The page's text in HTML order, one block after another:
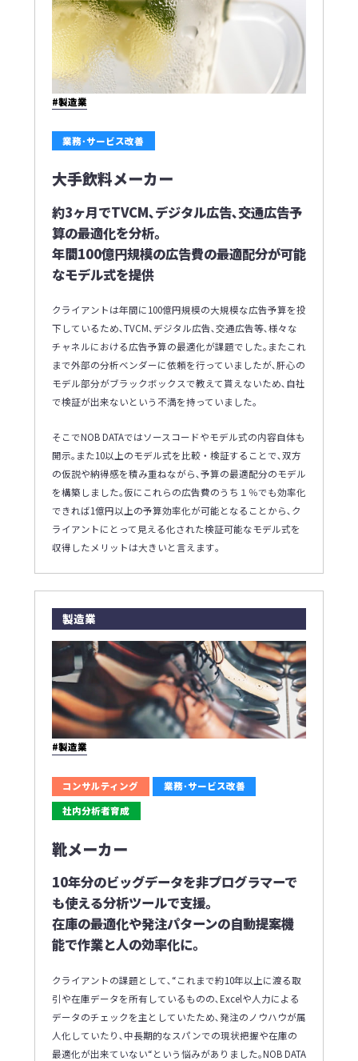
#製造業
業務･サービス改善
大手飲料メーカー
約3ヶ月でTVCM､デジタル広告､交通広告予
算の最適化を分析｡
年間100億円規模の広告費の最適配分が可能
なモデル式を提供
クライアントは年間に100億円規模の大規模な広告予算を投
下しているため､TVCM､デジタル広告､交通広告等､様々な
チャネルにおける広告予算の最適化が課題でした｡またこれ
まで外部の分析ベンダーに依頼を行っていましたが､肝心の
モデル部分がブラックボックスで教えて貰えないため､自社
で検証が出来ないという不満を持っていました｡
そこでNOB DATAではソースコードやモデル式の内容自体も
開示｡また10以上のモデル式を比較・検証することで､双方
の仮説や納得感を積み重ねながら､予算の最適配分のモデル
を構築しました｡仮にこれらの広告費のうち１％でも効率化
できれば1億円以上の予算効率化が可能となることから､ク
ライアントにとって見える化された検証可能なモデル式を
収得したメリットは大きいと言えます｡
製造業
#製造業
コンサルティング
業務･サービス改善
社内分析者育成
靴メーカー
10年分のビッグデータを非プログラマーで
も使える分析ツールで支援｡
在庫の最適化や発注パターンの自動提案機
能で作業と人の効率化に｡
クライアントの課題として､“これまで約10年以上に渡る取
引や在庫データを所有しているものの､Excelや人力による
データのチェックを主としていたため､発注のノウハウが属
人化していたり､中長期的なスパンでの現状把握や在庫の
最適化が出来ていない“という悩みがありました｡NOB DATA